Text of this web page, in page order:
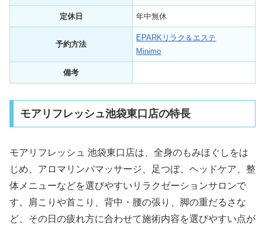
定休日 年中無休
予約方法
EPARKリラク＆エステ
Minimo
備考
モアリフレッシュ池袋東口店の特長
モアリフレッシュ 池袋東口店は、全身のもみほぐしをは
じめ、アロマリンパマッサージ、足つぼ、ヘッドケア、整
体メニューなどを選びやすいリラクゼーションサロンで
す。肩こりや首こり、背中・腰の張り、脚の重だるさな
ど、その日の疲れ方に合わせて施術内容を選びやすい点が